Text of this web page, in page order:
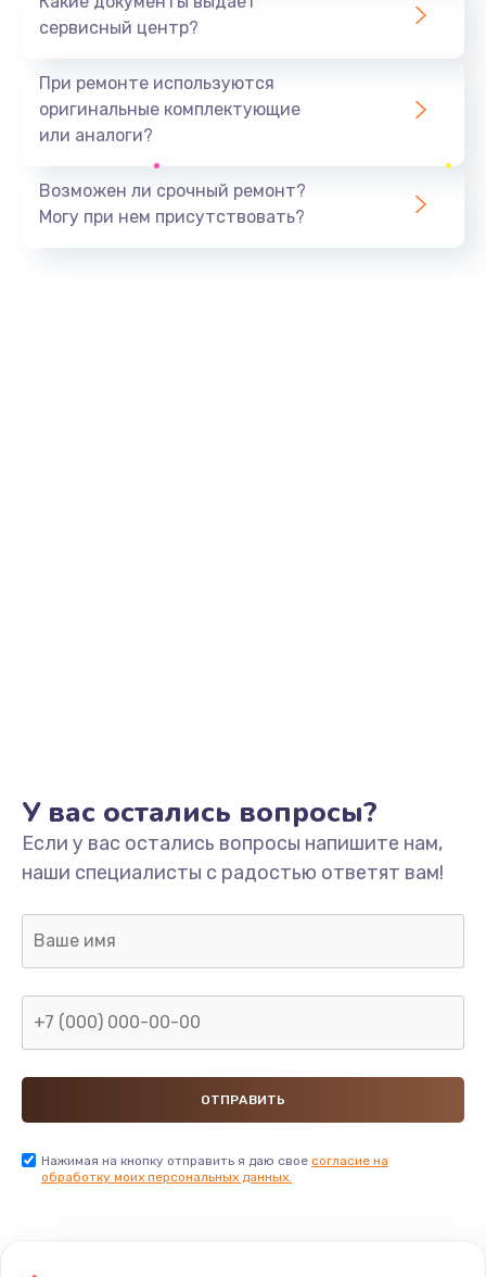
сервисный центр?
При ремонте используются
оригинальные комплектующие
или аналоги?
Возможен ли срочный ремонт?
Могу при нем присутствовать?
У вас остались вопросы?
Если у вас остались вопросы напишите нам,
наши специалисты с радостью ответят вам!
Нажимая на кнопку отправить я даю свое согласие на
обработку моих персональных данных.